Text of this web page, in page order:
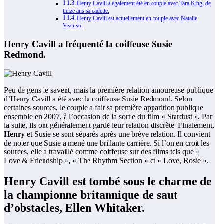
Henry Cavill a également été en couple avec Tara King, de
treize ans sa cadette.
Henry Cavill est actuellement en couple avec Natalie
Viscuso.
Henry Cavill a fréquenté la coiffeuse Susie
Redmond.
Peu de gens le savent, mais la première relation amoureuse publique
d’Henry Cavill a été avec la coiffeuse Susie Redmond. Selon
certaines sources, le couple a fait sa première apparition publique
ensemble en 2007, à l’occasion de la sortie du film « Stardust ». Par
la suite, ils ont généralement gardé leur relation discrète. Finalement,
Henry et Susie se sont séparés après une brève relation. Il convient
de noter que Susie a mené une brillante carrière. Si l’on en croit les
sources, elle a travaillé comme coiffeuse sur des films tels que «
Love & Friendship », « The Rhythm Section » et « Love, Rosie ».
Henry Cavill est tombé sous le charme de
la championne britannique de saut
d’obstacles, Ellen Whitaker.